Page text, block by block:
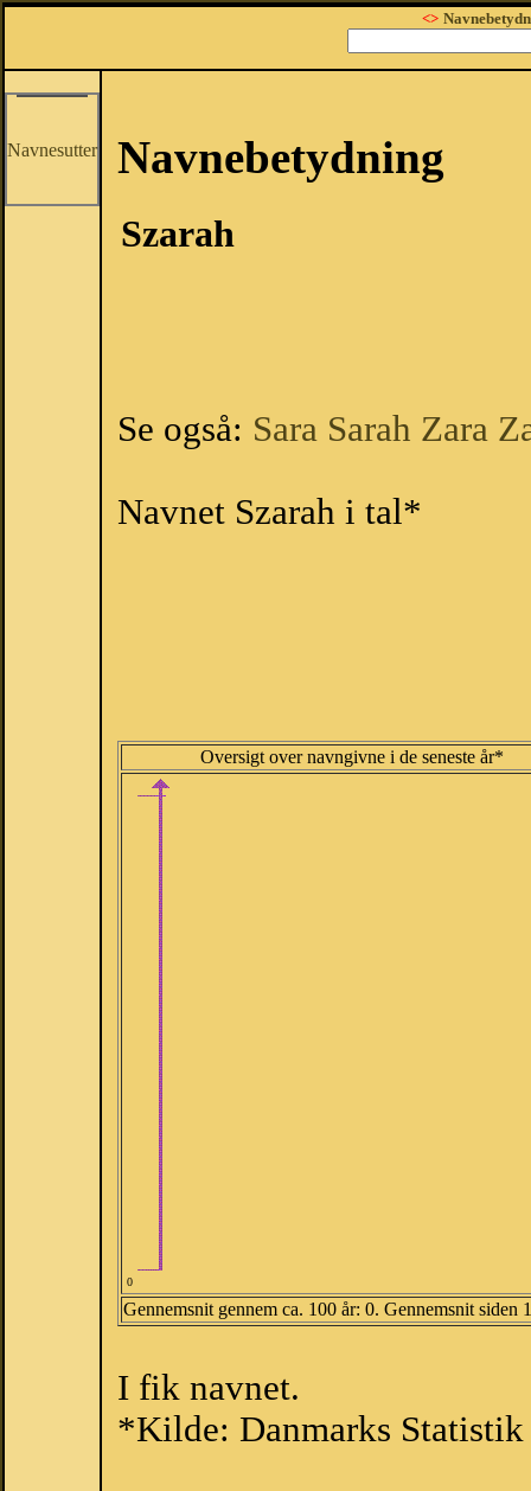
<>
Navnesutter Navnebetydning
Szarah
Se også: Sara Sarah Zara
Navnet Szarah i tal*
Oversigt over navngivne i de seneste år*
0
Gennemsnit gennem ca. 100 år: 0. Gennemsnit siden
I fik navnet.
*Kilde: Danmarks Statistik